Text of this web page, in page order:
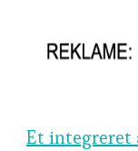
Et integreret